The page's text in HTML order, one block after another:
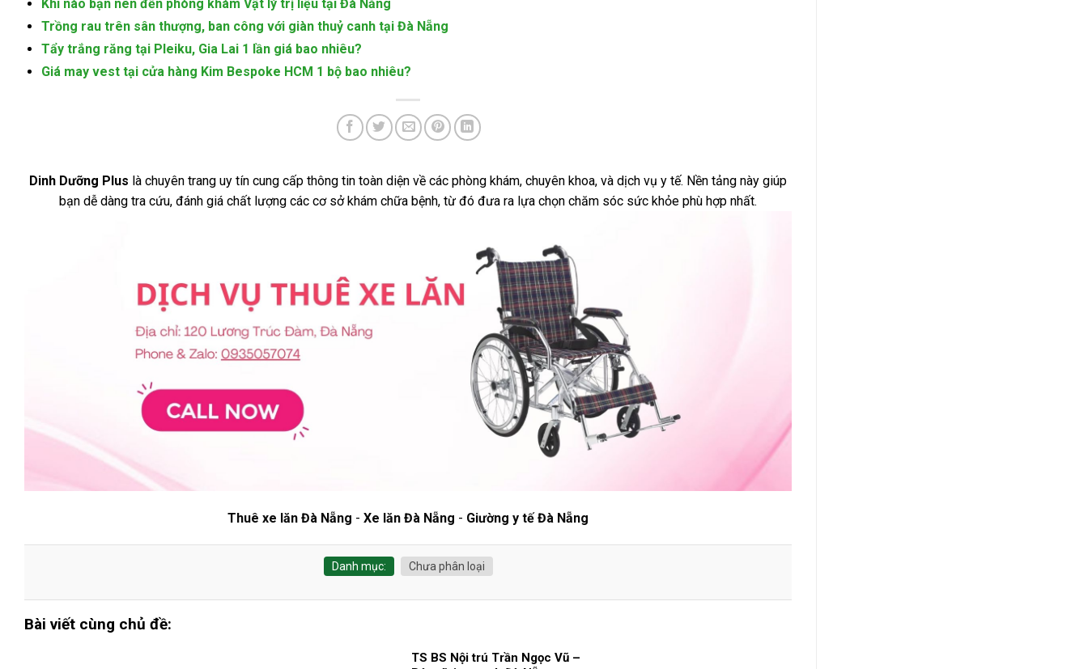
Khi nào bạn nên đến phòng khám Vật lý trị liệu tại Đà Nẵng
Trồng rau trên sân thượng, ban công với giàn thuỷ canh tại Đà Nẵng
Tẩy trắng răng tại Pleiku, Gia Lai 1 lần giá bao nhiêu?
Giá may vest tại cửa hàng Kim Bespoke HCM 1 bộ bao nhiêu?
Dinh Dưỡng Plus là chuyên trang uy tín cung cấp thông tin toàn diện về các phòng khám, chuyên khoa, và dịch vụ y tế. Nền tảng này giúp
bạn dễ dàng tra cứu, đánh giá chất lượng các cơ sở khám chữa bệnh, từ đó đưa ra lựa chọn chăm sóc sức khỏe phù hợp nhất.
Thuê xe lăn Đà Nẵng - Xe lăn Đà Nẵng - Giường y tế Đà Nẵng
Danh mục: Chưa phân loại
Bài viết cùng chủ đề:
TS BS Nội trú Trần Ngọc Vũ –